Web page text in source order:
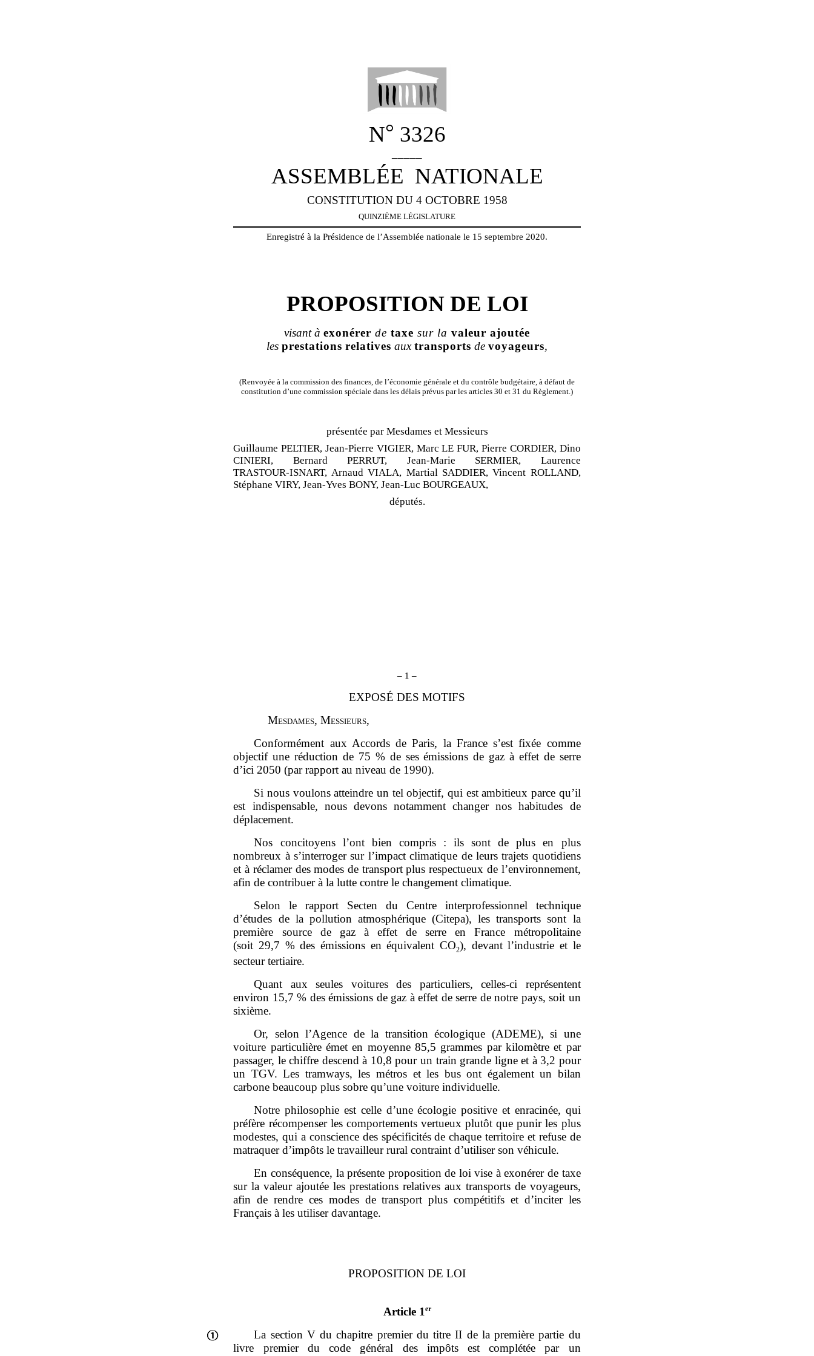
N° 3326
ASSEMBLÉE NATIONALE
CONSTITUTION DU 4 OCTOBRE 1958
QUINZIÈME LÉGISLATURE
Enregistré à la Présidence de l’Assemblée nationale le 15 septembre 2020.
PROPOSITION DE LOI
visant à exonérer de taxe sur la valeur ajoutée
les prestations relatives auxtransports de voyageurs,
(Renvoyée à la commission des finances, de l’économie générale et du contrôle budgétaire, à défaut de
constitution d’une commission spéciale dans les délais prévus par les articles 30 et 31 du Règlement.)
présentée par Mesdames et Messieurs
Guillaume PELTIER, Jean‑Pierre VIGIER, Marc LE FUR, Pierre CORDIER, Dino
CINIERI, BernardPERRUT, Jean‑Marie SERMIER, Laurence
TRASTOUR‑ISNART, Arnaud VIALA, Martial SADDIER, Vincent ROLLAND,
Stéphane VIRY, Jean‑YvesBONY, Jean‑LucBOURGEAUX,
députés.
– 1 –
EXPOSÉ DES MOTIFS
Mesdames, Messieurs,
Conformément aux Accords de Paris, la France s’est fixée comme
objectif une réduction de 75 % de ses émissions de gaz à effet de serre
d’ici 2050 (par rapport au niveau de 1990).
Si nous voulons atteindre un tel objectif, qui est ambitieux parce qu’il
est indispensable, nous devons notamment changer nos habitudes de
déplacement.
Nos concitoyens l’ont bien compris : ils sont de plus en plus
nombreux à s’interroger sur l’impact climatique de leurs trajets quotidiens
et à réclamer des modes de transport plus respectueux de l’environnement,
afin de contribuer à la lutte contre le changement climatique.
Selon le rapport Secten du Centre interprofessionnel technique
d’études de la pollution atmosphérique (Citepa), les transports sont la
première source de gaz à effet de serre en France métropolitaine
(soit 29,7 % des émissions en équivalent CO2), devant l’industrie et le
secteur tertiaire.
Quant aux seules voitures des particuliers, celles-ci représentent
environ 15,7 % des émissions de gaz à effet de serre de notre pays, soit un
sixième.
Or, selon l’Agence de la transition écologique (ADEME), si une
voiture particulière émet en moyenne 85,5 grammes par kilomètre et par
passager, le chiffre descend à 10,8 pour un train grande ligne et à 3,2 pour
un TGV. Les tramways, les métros et les bus ont également un bilan
carbone beaucoup plus sobre qu’une voiture individuelle.
Notre philosophie est celle d’une écologie positive et enracinée, qui
préfère récompenser les comportements vertueux plutôt que punir les plus
modestes, qui a conscience des spécificités de chaque territoire et refuse de
matraquer d’impôts le travailleur rural contraint d’utiliser son véhicule.
En conséquence, la présente proposition de loi vise à exonérer de taxe
sur la valeur ajoutée les prestations relatives aux transports de voyageurs,
afin de rendre ces modes de transport plus compétitifs et d’inciter les
Français à les utiliser davantage.
PROPOSITION DE LOI
Article 1 er
La section V du chapitre premier du titre II de la première partie du
livre premier du code général des impôts est complétée par un